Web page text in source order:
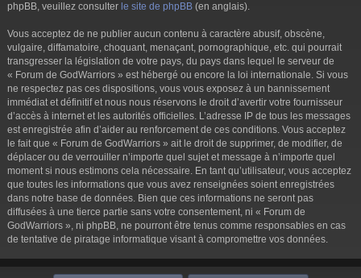
phpBB, veuillez consulter le site de phpBB (en anglais).
Vous acceptez de ne publier aucun contenu à caractère abusif, obscène,
vulgaire, diffamatoire, choquant, menaçant, pornographique, etc. qui pourrait
transgresser la législation de votre pays, du pays dans lequel le serveur de
« Forum de GodWarriors » est hébergé ou encore la loi internationale. Si vous
ne respectez pas ces dispositions, vous vous exposez à un bannissement
immédiat et définitif et nous nous réservons le droit d’avertir votre fournisseur
d’accès à internet et les autorités officielles. L’adresse IP de tous les messages
est enregistrée afin d’aider au renforcement de ces conditions. Vous acceptez
le fait que « Forum de GodWarriors » ait le droit de supprimer, de modifier, de
déplacer ou de verrouiller n’importe quel sujet et message à n’importe quel
moment si nous estimons cela nécessaire. En tant qu’utilisateur, vous acceptez
que toutes les informations que vous avez renseignées soient enregistrées
dans notre base de données. Bien que ces informations ne seront pas
diffusées à une tierce partie sans votre consentement, ni « Forum de
GodWarriors », ni phpBB, ne pourront être tenus comme responsables en cas
de tentative de piratage informatique visant à compromettre vos données.